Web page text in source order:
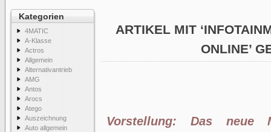
Kategorien
4MATIC
A-Klasse
Actros
Allgemein
Alternativantrieb
AMG
Antos
Arocs
Atego
Auszeichnung
Auto allgemein
ARTIKEL MIT
ONLINE’
Vorstellung: Das neue